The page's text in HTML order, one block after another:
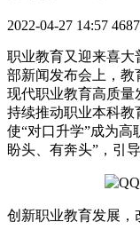
2022-04-27 14:57 4687
职业教育又迎来喜大
部新闻发布会上，教
现代职业教育高质量
持续推动职业本科教
使“对口升学”成为高
盼头、有奔头”，引
创新职业教育发展，